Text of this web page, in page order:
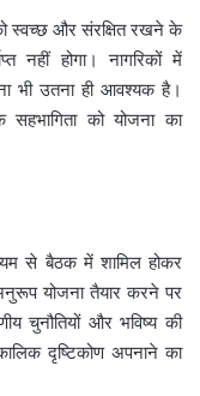
स्वच्छ और संरक्षित रखने के
नहीं होगा। नागरिकों में
भी उतना ही आवश्यक है।
को योजना का
से बैठक में शामिल होकर
योजना तैयार करने पर
चुनौतियों और भविष्य की
दृष्टिकोण अपनाने का